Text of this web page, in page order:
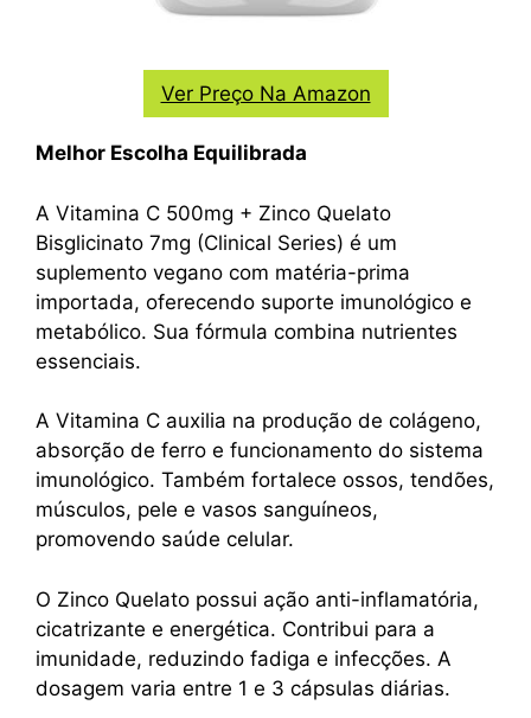
Ver Preço Na Amazon
Melhor Escolha Equilibrada
A Vitamina C 500mg + Zinco Quelato
Bisglicinato 7mg (Clinical Series) é um
suplemento vegano com matéria-prima
importada, oferecendo suporte imunológico e
metabólico. Sua fórmula combina nutrientes
essenciais.
A Vitamina C auxilia na produção de colágeno,
absorção de ferro e funcionamento do sistema
imunológico. Também fortalece ossos, tendões,
músculos, pele e vasos sanguíneos,
promovendo saúde celular.
O Zinco Quelato possui ação anti-inflamatória,
cicatrizante e energética. Contribui para a
imunidade, reduzindo fadiga e infecções. A
dosagem varia entre 1 e 3 cápsulas diárias.